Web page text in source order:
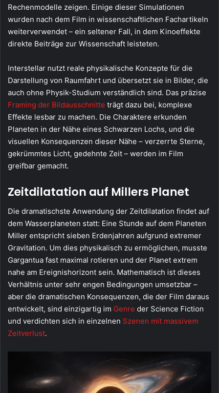
Rechenmodelle zeigen. Einige dieser Simulationen
wurden nach dem Film in wissenschaftlichen Fachartikeln
weiterverwendet – ein seltener Fall, in dem Kinoeffekte
direkte Beiträge zur Wissenschaft leisteten.
Interstellar nutzt reale physikalische Konzepte für die
Darstellung von Raumfahrt und übersetzt sie in Bilder, die
auch ohne Physik-Studium verständlich sind. Das präzise
Framing der Bildausschnitte trägt dazu bei, komplexe
Effekte lesbar zu machen. Die Charaktere erkunden
Planeten in der Nähe eines Schwarzen Lochs, und die
visuellen Konsequenzen dieser Nähe – verzerrte Sterne,
gekrümmtes Licht, gedehnte Zeit – werden im Film
greifbar gemacht.
Zeitdilatation auf Millers Planet
Die dramatischste Anwendung der Zeitdilatation findet auf
dem Wasserplaneten statt: Eine Stunde auf dem Planeten
Miller entspricht sieben Erdenjahren aufgrund extremer
Gravitation. Um dies physikalisch zu ermöglichen, musste
Gargantua fast maximal rotieren und der Planet extrem
nahe am Ereignishorizont sein. Mathematisch ist dieses
Verhältnis unter sehr engen Bedingungen umsetzbar –
aber die dramatischen Konsequenzen, die der Film daraus
entwickelt, sind einzigartig im Genre der Science Fiction
und verdichten sich in einzelnen Szenen mit massivem
Zeitverlust.